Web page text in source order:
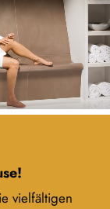
vielfältigen